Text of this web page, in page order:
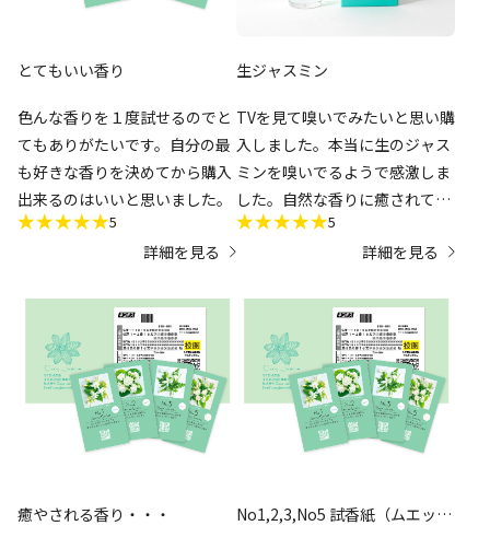
過程でオイルも香水も少なくな
す。それぞれの香りも多少は混
ざってしまうでしょうし。
切って開けるのも手間なのでし
っかりしたシーラーで接着して
密封しろとは言いません。しか
プロックのようなチャック付き
の袋に入れてあってほしかった
です。
ムエットの配送だけでも結構な
マンパワーを割いていらっしゃ
るとは思いますが、お金を払っ
たのに｢製作側の意図した香り
いのは残念です。都会に住んで
とてもいい香り
色んな香りを１度試せるのでと
てもありがたいです。自分の最
も好きな香りを決めてから購入
出来るのはいいと思いました。
5
詳細を見る
生ジャスミン
TVを見て嗅いでみたいと思い購
入しました。本当に生のジャス
ミンを嗅いでるようで感激しま
した。自然な香りに癒されてま
す。ありがとうございます😊
5
詳細を見る
癒やされる香り・・・
No1,2,3,No5 試香紙（ムエッ